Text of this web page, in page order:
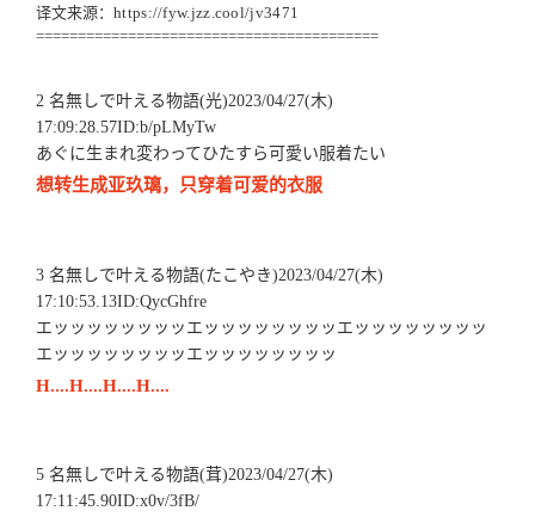
译文来源： https://fyw.jzz.cool/jv3471
=========================================
2 名無しで叶える物語(光)2023/04/27(木)
17:09:28.57ID:b/pLMyTw
あぐに生まれ変わってひたすら可愛い服着たい
想转生成亚玖璃，只穿着可爱的衣服
3 名無しで叶える物語(たこやき)2023/04/27(木)
17:10:53.13ID:QycGhfre
エッッッッッッッッエッッッッッッッッエッッッッッッッッ
エッッッッッッッッエッッッッッッッッ
H....H....H....H....
5 名無しで叶える物語(茸)2023/04/27(木)
17:11:45.90ID:x0v/3fB/